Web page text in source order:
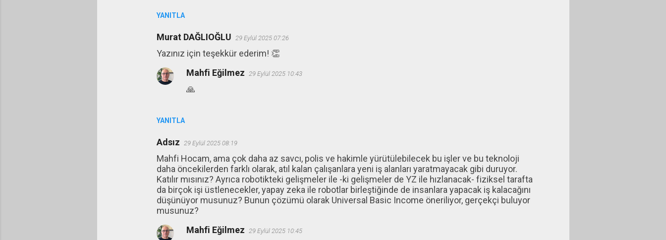
YANITLA
Murat DAĞLIOĞLU 29 Eylül 2025 07:26
Yazınız için teşekkür ederim! 👏
YANITLA
Mahfi Eğilmez 29 Eylül 2025 10:43
🙏
Adsız 29 Eylül 2025 08:19
Mahfi Hocam, ama çok daha az savcı, polis ve hakimle yürütülebilecek bu işler ve bu teknoloji
daha öncekilerden farklı olarak, atıl kalan çalışanlara yeni iş alanları yaratmayacak gibi duruyor.
Katılır mısınız? Ayrıca robotikteki gelişmeler ile -ki gelişmeler de YZ ile hızlanacak- fiziksel tarafta
da birçok işi üstlenecekler, yapay zeka ile robotlar birleştiğinde de insanlara yapacak iş kalacağını
düşünüyor musunuz? Bunun çözümü olarak Universal Basic Income öneriliyor, gerçekçi buluyor
musunuz?
Mahfi Eğilmez 29 Eylül 2025 10:45